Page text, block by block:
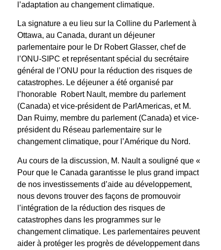
l’adaptation au changement climatique.
La signature a eu lieu sur la Colline du Parlement à
Ottawa, au Canada, durant un déjeuner
parlementaire pour le Dr Robert Glasser, chef de
l’ONU-SIPC et représentant spécial du secrétaire
général de l’ONU pour la réduction des risques de
catastrophes. Le déjeuner a été organisé par
l’honorable Robert Nault, membre du parlement
(Canada) et vice-président de ParlAmericas, et M.
Dan Ruimy, membre du parlement (Canada) et vice-
président du Réseau parlementaire sur le
changement climatique, pour l’Amérique du Nord.
Au cours de la discussion, M. Nault a souligné que «
Pour que le Canada garantisse le plus grand impact
de nos investissements d’aide au développement,
nous devons trouver des façons de promouvoir
l’intégration de la réduction des risques de
catastrophes dans les programmes sur le
changement climatique. Les parlementaires peuvent
aider à protéger les progrès de développement dans